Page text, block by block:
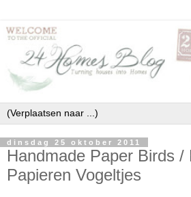
dinsdag 25 oktober 2011
Handmade Paper Birds /
Papieren Vogeltjes